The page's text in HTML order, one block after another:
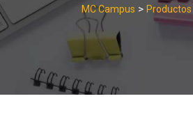
MC Campus > Productos